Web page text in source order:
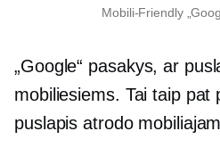
Mobili-Friendly
„Google“ pasakys, ar
mobiliesiems. Tai taip pat
puslapis atrodo